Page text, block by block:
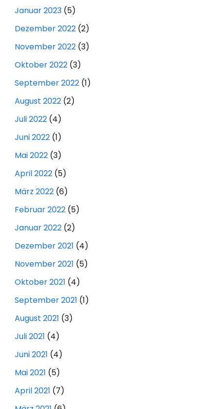
Januar 2023 (5)
Dezember 2022 (2)
November 2022 (3)
Oktober 2022 (3)
September 2022 (1)
August 2022 (2)
Juli 2022 (4)
Juni 2022 (1)
Mai 2022 (3)
April 2022 (5)
März 2022 (6)
Februar 2022 (5)
Januar 2022 (2)
Dezember 2021 (4)
November 2021 (5)
Oktober 2021 (4)
September 2021 (1)
August 2021 (3)
Juli 2021 (4)
Juni 2021 (4)
Mai 2021 (5)
April 2021 (7)